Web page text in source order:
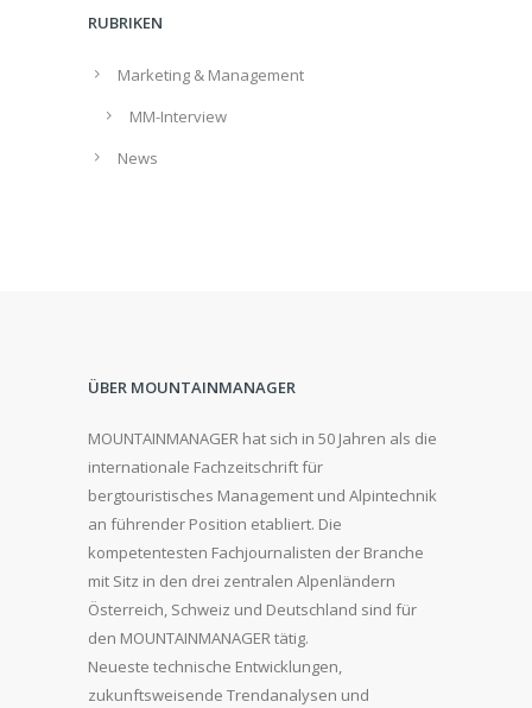
RUBRIKEN
Marketing & Management
MM-Interview
News
ÜBER MOUNTAINMANAGER
MOUNTAINMANAGER hat sich in 50 Jahren als die
internationale Fachzeitschrift für
bergtouristisches Management und Alpintechnik
an führender Position etabliert. Die
kompetentesten Fachjournalisten der Branche
mit Sitz in den drei zentralen Alpenländern
Österreich, Schweiz und Deutschland sind für
den MOUNTAINMANAGER tätig.
Neueste technische Entwicklungen,
zukunftsweisende Trendanalysen und